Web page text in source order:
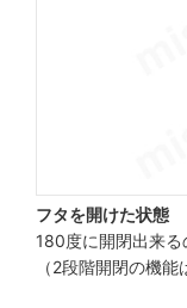
フタを開けた状態
180度に開閉出来る
（2段階開閉の機能